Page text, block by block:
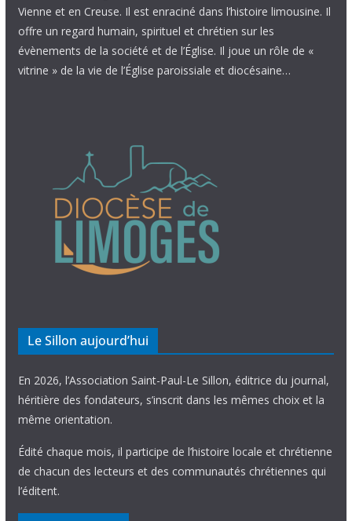
Vienne et en Creuse. Il est enraciné dans l’histoire limousine. Il
offre un regard humain, spirituel et chrétien sur les
évènements de la société et de l’Église. Il joue un rôle de «
vitrine » de la vie de l’Église paroissiale et diocésaine…
Le Sillon aujourd’hui
En 2026, l’Association Saint-Paul-Le Sillon, éditrice du journal,
héritière des fondateurs, s’inscrit dans les mêmes choix et la
même orientation.
Édité chaque mois, il participe de l’histoire locale et chrétienne
de chacun des lecteurs et des communautés chrétiennes qui
l’éditent.